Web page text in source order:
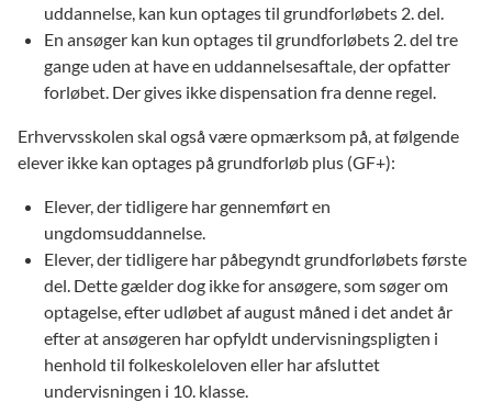
uddannelse, kan kun optages til grundforløbets 2. del.
En ansøger kan kun optages til grundforløbets 2. del tre
gange uden at have en uddannelsesaftale, der opfatter
forløbet. Der gives ikke dispensation fra denne regel.
Erhvervsskolen skal også være opmærksom på, at følgende
elever ikke kan optages på grundforløb plus (GF+):
Elever, der tidligere har gennemført en
ungdomsuddannelse.
Elever, der tidligere har påbegyndt grundforløbets første
del. Dette gælder dog ikke for ansøgere, som søger om
optagelse, efter udløbet af august måned i det andet år
efter at ansøgeren har opfyldt undervisningspligten i
henhold til folkeskoleloven eller har afsluttet
undervisningen i 10. klasse.